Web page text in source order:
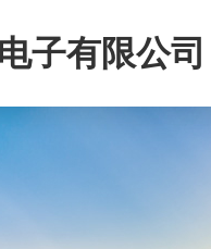
子有限公司